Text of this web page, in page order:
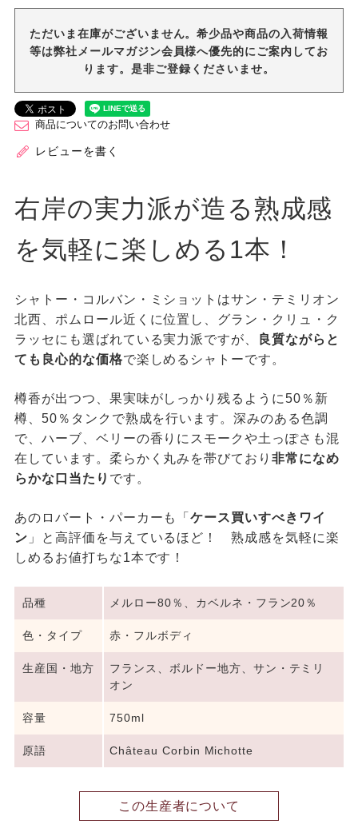
ただいま在庫がございません。希少品や商品の入荷情報
等は弊社メールマガジン会員様へ優先的にご案内してお
ります。是非ご登録くださいませ。
商品についてのお問い合わせ
レビューを書く
右岸の実力派が造る熟成感
を気軽に楽しめる1本！
シャトー・コルバン・ミショットはサン・テミリオン
北西、ポムロール近くに位置し、グラン・クリュ・ク
ラッセにも選ばれている実力派ですが、
良質ながらと
ても良心的な価格で楽しめるシャトーです。
樽香が出つつ、果実味がしっかり残るように50％新
樽、50％タンクで熟成を行います。深みのある色調
で、ハーブ、ベリーの香りにスモークや土っぽさも混
在しています。柔らかく丸みを帯びており非常になめ
らかな口当たり です。
あのロバート・パーカーも「ケース買いすべきワイ
ン 」と高評価を与えているほど！ 熟成感を気軽に楽
しめるお値打ちな1本です！
品種 メルロー80％、カベルネ・フラン20％
色・タイプ 赤・フルボディ
生産国・地方
フランス、ボルドー地方、サン・テミリ
オン
容量 750ml
原語 Château Corbin Michotte
この生産者について